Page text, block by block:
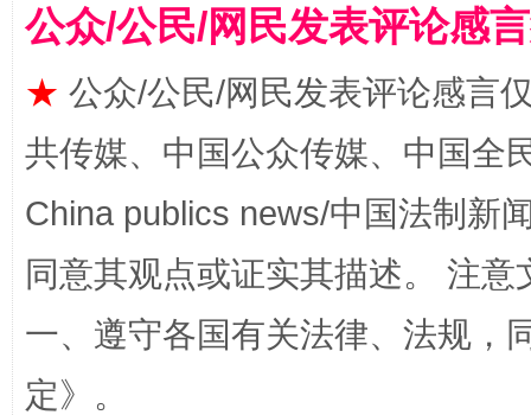
全民健身五年计划来了！等你上场
公众/公民/网民发表评论感
★ 公众/公民/网民发表评论感言
共传媒、中国公众传媒、中国全
China publics news/中国法制新
同意其观点或证实其描述。 注
一、遵守各国有关法律、法规，
定》。